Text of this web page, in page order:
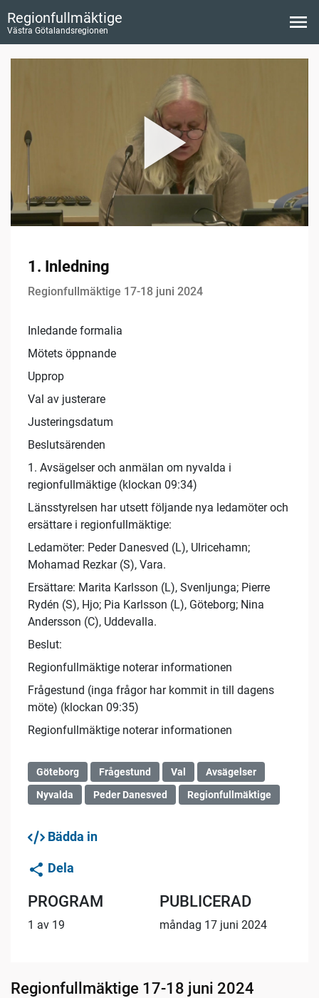
Regionfullmäktige
Västra Götalandsregionen
1. Inledning
Regionfullmäktige 17-18 juni 2024
Inledande formalia
Mötets öppnande
Upprop
Val av justerare
Justeringsdatum
Beslutsärenden
1. Avsägelser och anmälan om nyvalda i
regionfullmäktige (klockan 09:34)
Länsstyrelsen har utsett följande nya ledamöter och
ersättare i regionfullmäktige:
Ledamöter: Peder Danesved (L), Ulricehamn;
Mohamad Rezkar (S), Vara.
Ersättare: Marita Karlsson (L), Svenljunga; Pierre
Rydén (S), Hjo; Pia Karlsson (L), Göteborg; Nina
Andersson (C), Uddevalla.
Beslut:
Regionfullmäktige noterar informationen
Frågestund (inga frågor har kommit in till dagens
möte) (klockan 09:35)
Regionfullmäktige noterar informationen
Göteborg Frågestund Val
Avsägelser
Nyvalda
Peder Danesved Regionfullmäktige
Bädda in
Dela
PROGRAM
1 av 19
PUBLICERAD
måndag 17 juni 2024
Regionfullmäktige 17-18 juni 2024